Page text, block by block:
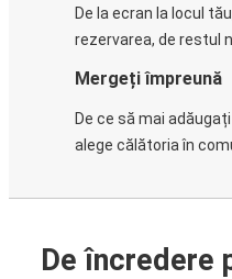
De la ecran la locul
rezervarea, de restul
Mergeți împreună
De ce să mai
alege călătoria în
De încredere